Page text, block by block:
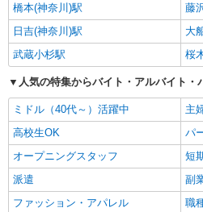
橋本(神奈川)駅
藤
日吉(神奈川)駅
大
武蔵小杉駅
桜
人気の特集からバイト・アルバイト・
ミドル（40代～）活躍中
主
高校生OK
パ
オープニングスタッフ
短
派遣
副
ファッション・アパレル
職